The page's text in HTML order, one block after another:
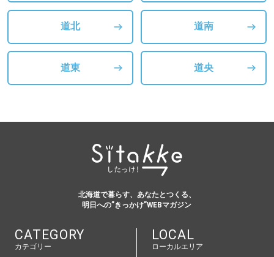
道北 道南
道東 道央
北海道で暮らす、あなたとつくる、
明日への”きっかけ”WEBマガジン
CATEGORY
カテゴリー
LOCAL
ローカルエリア